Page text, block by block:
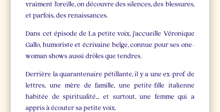
vraiment l’oreille, on découvre des silences, des blessures,
et parfois, des renaissances.
Dans cet épisode de La petite voix, j’accueille Véronique
Gallo, humoriste et écrivaine belge, connue pour ses one-
woman shows aussi drôles que tendres.
Derrière la quarantenaire pétillante, il y a une ex-prof de
lettres, une mère de famille, une petite-fille italienne
habitée de spiritualité… et surtout, une femme qui a
appris à écouter sa petite voix.